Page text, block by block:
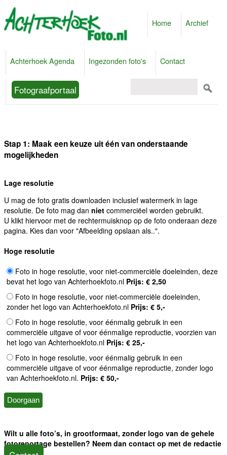
Home Archief
Achterhoek Agenda Ingezonden foto's Contact
Fotograafportaal
Stap 1: Maak een keuze uit één van onderstaande
mogelijkheden
Lage resolutie
U mag de foto gratis downloaden inclusief watermerk in lage
resolutie. De foto mag dan niet commerciëel worden gebruikt.
U klikt hiervoor met de rechtermuisknop op de foto onderaan deze
pagina. Kies dan voor "Afbeelding opslaan als..".
Hoge resolutie
Foto in hoge resolutie, voor niet-commerciële doeleinden, deze
bevat het logo van Achterhoekfoto.nl Prijs: € 2,50
Foto in hoge resolutie, voor niet-commerciële doeleinden,
zonder het logo van Achterhoekfoto.nl Prijs: € 5,-
Foto in hoge resolutie, voor éénmalig gebruik in een
commerciële uitgave of voor éénmalige reproductie, voorzien van
het logo van Achterhoekfoto.nl Prijs: € 25,-
Foto in hoge resolutie, voor éénmalig gebruik in een
commerciële uitgave of voor éénmalige reproductie, zonder logo
van Achterhoekfoto.nl. Prijs: € 50,-
Wilt u alle foto’s, in grootformaat, zonder logo van de gehele
fotoreportage bestellen? Neem dan contact op met de redactie